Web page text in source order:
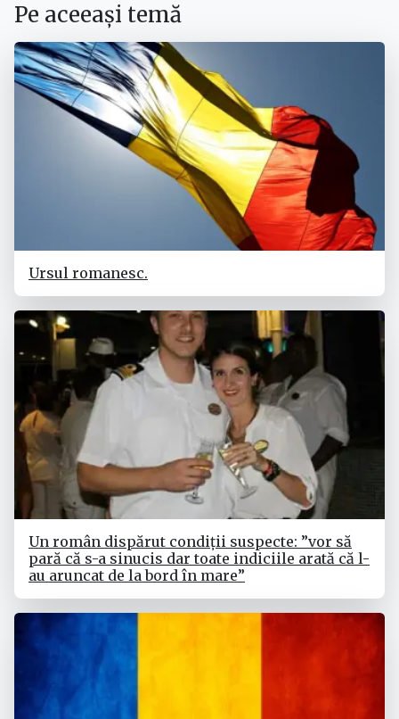
Pe aceeași temă
Ursul romanesc.
Un român dispărut condiții suspecte: ”vor să
pară că s-a sinucis dar toate indiciile arată că l-
au aruncat de la bord în mare”